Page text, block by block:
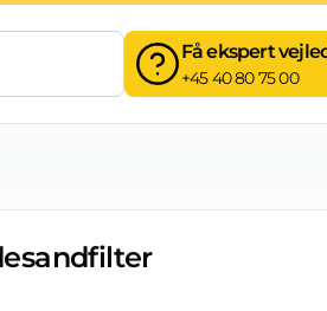
Få ekspert
+45 40 80 75 00